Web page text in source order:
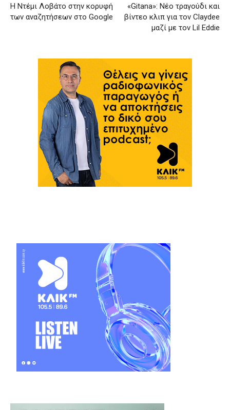
Η Ντέμι Λοβάτο στην κορυφή
των αναζητήσεων στο Google
«Gitana»: Νέο τραγούδι και
βίντεο κλιπ για τον Claydee
μαζί με τον Lil Eddie